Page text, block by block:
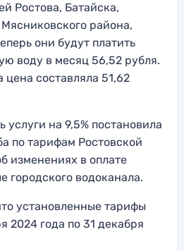
Ростова, Батайска,
района,
они будут платить
воду в месяц 56,52 рубля.
цена составляла 51,62
услуги на 9,5% постановила
по тарифам Ростовской
изменениях в оплате
городского водоканала.
установленные тарифы
2024 года по 31 декабря